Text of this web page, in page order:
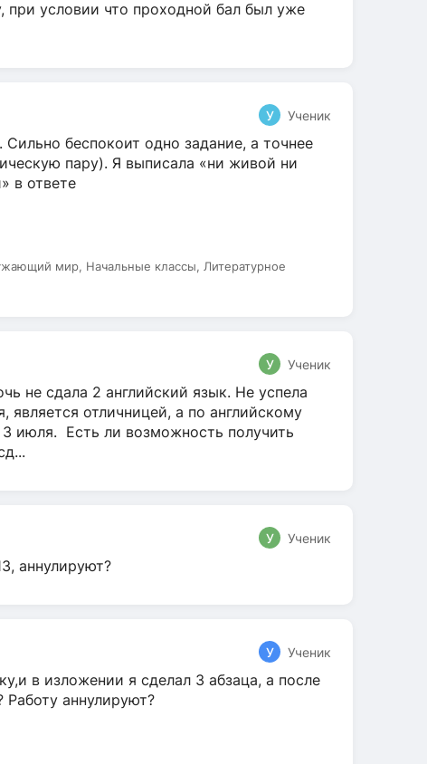
при условии что проходной бал был уже
У Ученик
беспокоит одно задание, а точнее
пару). Я выписала «ни живой ни
в ответе
мир, Начальные классы, Литературное
У Ученик
не сдала 2 английский язык. Не успела
является отличницей, а по английскому
июля. Есть ли возможность получить
У Ученик
аннулируют?
У Ученик
в изложении я сделал 3 абзаца, а после
Работу аннулируют?